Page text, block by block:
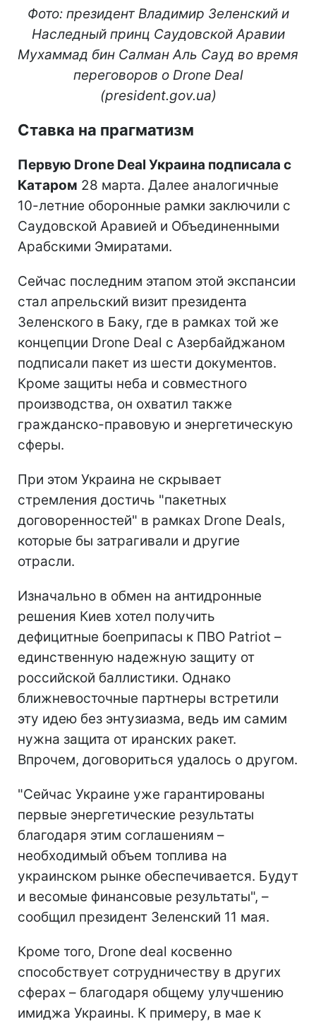
Фото: президент Владимир Зеленский и
Наследный принц Саудовской Аравии
Мухаммад бин Салман Аль Сауд во время
переговоров о Drone Deal
(president.gov.ua)
Ставка на прагматизм
Первую Drone Deal Украина подписала с
Катаром 28 марта. Далее аналогичные
10-летние оборонные рамки заключили с
Саудовской Аравией и Объединенными
Арабскими Эмиратами.
Сейчас последним этапом этой экспансии
стал апрельский визит президента
Зеленского в Баку, где в рамках той же
концепции Drone Deal с Азербайджаном
подписали пакет из шести документов.
Кроме защиты неба и совместного
производства, он охватил также
гражданско-правовую и энергетическую
сферы.
При этом Украина не скрывает
стремления достичь "пакетных
договоренностей" в рамках Drone Deals,
которые бы затрагивали и другие
отрасли.
Изначально в обмен на антидронные
решения Киев хотел получить
дефицитные боеприпасы к ПВО Patriot –
единственную надежную защиту от
российской баллистики. Однако
ближневосточные партнеры встретили
эту идею без энтузиазма, ведь им самим
нужна защита от иранских ракет.
Впрочем, договориться удалось о другом.
"Сейчас Украине уже гарантированы
первые энергетические результаты
благодаря этим соглашениям –
необходимый объем топлива на
украинском рынке обеспечивается. Будут
и весомые финансовые результаты", –
сообщил президент Зеленский 11 мая.
Кроме того, Drone deal косвенно
способствует сотрудничеству в других
сферах – благодаря общему улучшению
имиджа Украины. К примеру, в мае к